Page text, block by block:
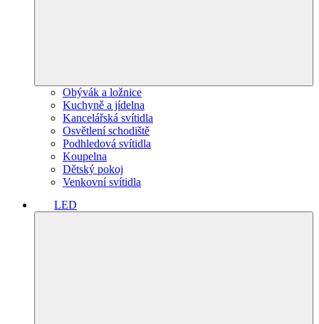
Obývák a ložnice
Kuchyně a jídelna
Kancelářská svítidla
Osvětlení schodiště
Podhledová svítidla
Koupelna
Dětský pokoj
Venkovní svítidla
LED